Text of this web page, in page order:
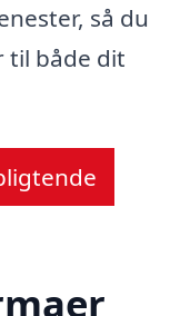
så du
til både dit